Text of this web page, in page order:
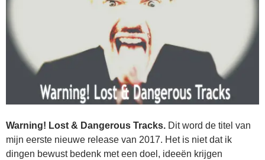
Warning! Lost & Dangerous Tracks. Dit word de titel van
mijn eerste nieuwe release van 2017. Het is niet dat ik
dingen bewust bedenk met een doel, ideeën krijgen